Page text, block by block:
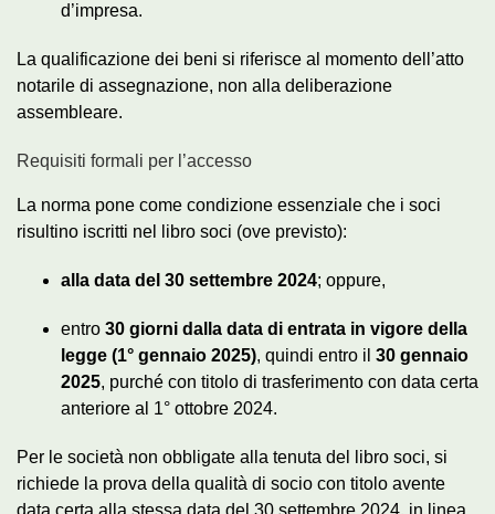
d’impresa.
La qualificazione dei beni si riferisce al momento dell’atto
notarile di assegnazione, non alla deliberazione
assembleare.
Requisiti formali per l’accesso
La norma pone come condizione essenziale che i soci
risultino iscritti nel libro soci (ove previsto):
alla data del 30 settembre 2024; oppure,
entro 30 giorni dalla data di entrata in vigore della
legge (1° gennaio 2025), quindi entro il 30 gennaio
2025, purché con titolo di trasferimento con data certa
anteriore al 1° ottobre 2024.
Per le società non obbligate alla tenuta del libro soci, si
richiede la prova della qualità di socio con titolo avente
data certa alla stessa data del 30 settembre 2024, in linea